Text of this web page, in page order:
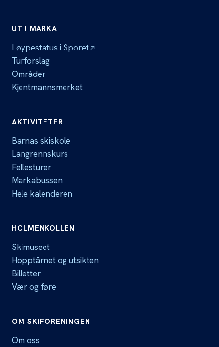
UT I MARKA
Løypestatus i Sporet
Turforslag
Områder
Kjentmannsmerket
AKTIVITETER
Barnas skiskole
Langrennskurs
Fellesturer
Markabussen
Hele kalenderen
HOLMENKOLLEN
Skimuseet
Hopptårnet og utsikten
Billetter
Vær og føre
OM SKIFORENINGEN
Om oss